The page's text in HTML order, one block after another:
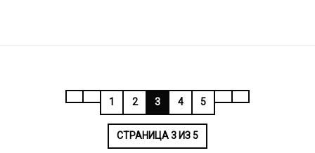
СТРАНИЦА 3 ИЗ 5
1 2 3 4 5